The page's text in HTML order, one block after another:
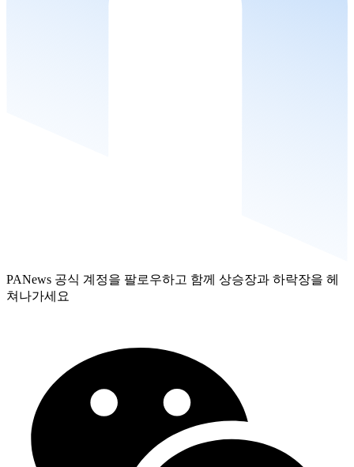
PANews 공식 계정을 팔로우하고 함께 상승장과 하락장을 헤
쳐나가세요